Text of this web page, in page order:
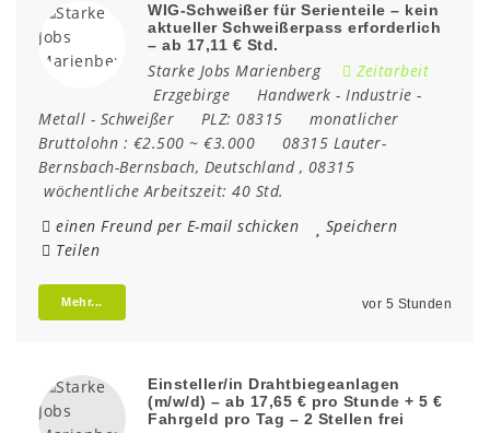
WIG-Schweißer für Serienteile – kein
aktueller Schweißerpass erforderlich
– ab 17,11 € Std.
Starke Jobs Marienberg
Zeitarbeit
Erzgebirge
Handwerk - Industrie -
Metall - Schweißer PLZ: 08315
monatlicher
Bruttolohn : €2.500 ~ €3.000
08315 Lauter-
Bernsbach-Bernsbach, Deutschland, 08315
wöchentliche Arbeitszeit: 40 Std.
einen Freund per E-mail schicken
Speichern
Teilen
Mehr... vor 5 Stunden
Einsteller/in Drahtbiegeanlagen
(m/w/d) – ab 17,65 € pro Stunde + 5 €
Fahrgeld pro Tag – 2 Stellen frei